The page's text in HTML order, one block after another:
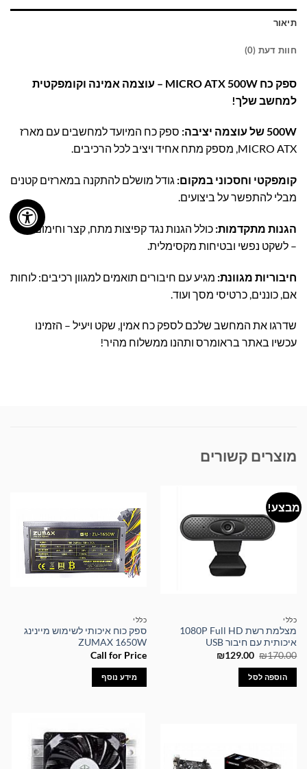
תיאור
חוות דעת (0)
ספק כח MICRO ATX 500W – עוצמה אמינה וקומפקטית
למחשב שלך!
500W של עוצמה יציבה:
ספק כח המיועד למחשבים עם מארז
MICRO ATX, מספק מתח אחיד ויציב לכל הרכיבים.
קומפקטי וחסכוני במקום: גודל מושלם להתקנה במארזים קטנים
מבלי להתפשר על ביצועים.
הגנות מתקדמות: כולל הגנות נגד קפיצות מתח, קצר וחימום יתר
– לשקט נפשי ובטיחות מקסימלית.
חיבוריות מגוונת: מגיע עם חיבורים תואמים למגוון רכיבים: לוחות
אם, כוננים, כרטיסי מסך ועוד.
שדרגו את המחשב שלכם לספק כח אמין, שקט ויעיל – הזמינו
עכשיו באתר בראומרס ותהנו ממשלוח מהיר!
מוצרים קשורים
מבצע!
כללי
מצלמת רשת 1080P Full HD
איכותית עם חיבור USB
₪170.00
המחיר
היה:
₪170.00.
₪129.00
המחיר
הוספה לסל
כללי
ספק כוח איכותי לשימוש מיינינג
ZUMAX 1650W
Call for Price
מידע נוסף